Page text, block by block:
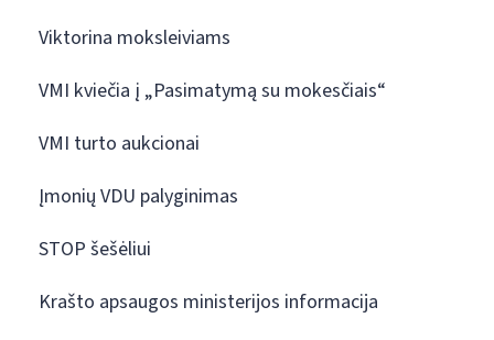
Viktorina moksleiviams
VMI kviečia į „Pasimatymą su mokesčiais“
VMI turto aukcionai
Įmonių VDU palyginimas
STOP šešėliui
Krašto apsaugos ministerijos informacija